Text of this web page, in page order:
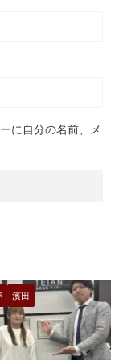
に自分の名前、メ
濱田